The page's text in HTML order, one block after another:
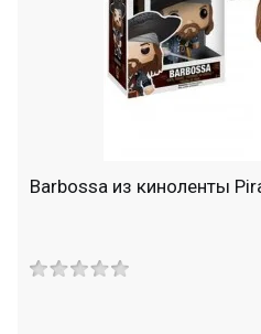
Barbossa из киноленты